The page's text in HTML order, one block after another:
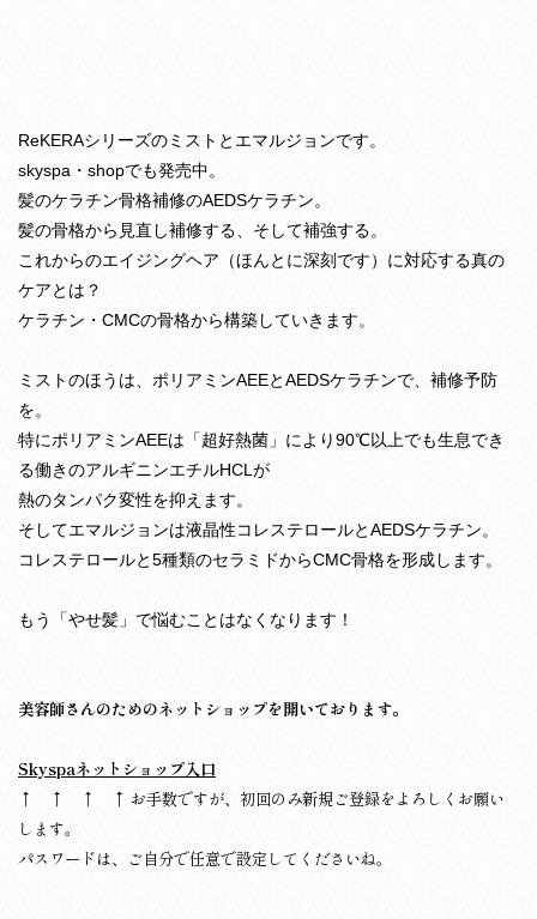
ReKERAシリーズのミストとエマルジョンです。
skyspa・shopでも発売中。
髪のケラチン骨格補修のAEDSケラチン。
髪の骨格から見直し補修する、そして補強する。
これからのエイジングヘア（ほんとに深刻です）に対応する真の
ケアとは？
ケラチン・CMCの骨格から構築していきます。
ミストのほうは、ポリアミンAEEとAEDSケラチンで、補修予防
を。
特にポリアミンAEEは「超好熱菌」により90℃以上でも生息でき
る働きのアルギニンエチルHCLが
熱のタンパク変性を抑えます。
そしてエマルジョンは液晶性コレステロールとAEDSケラチン。
コレステロールと5種類のセラミドからCMC骨格を形成します。
もう「やせ髪」で悩むことはなくなります！
美容師さんのためのネットショップを開いております。
Skyspaネットショップ入口
↑ ↑ ↑ ↑ お手数ですが、初回のみ新規ご登録をよろしくお願い
します。
パスワードは、ご自分で任意で設定してくださいね。